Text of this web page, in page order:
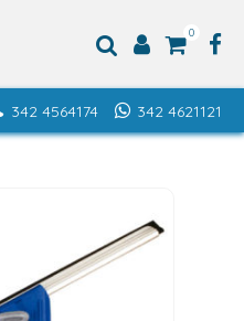
0
342 4621121
342 4564174